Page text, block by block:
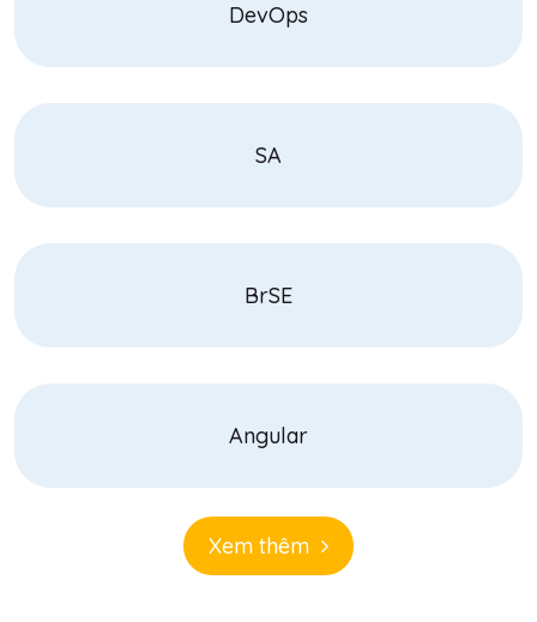
DevOps
SA
BrSE
Angular
Xem thêm